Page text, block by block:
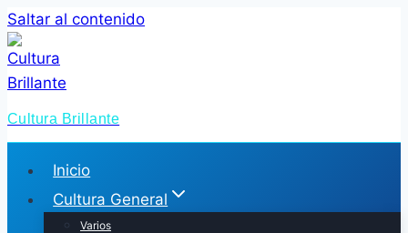
Saltar al contenido
Cultura Brillante
Inicio
Cultura General
Varios